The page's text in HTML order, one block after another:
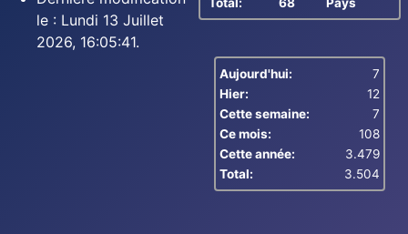
le : Lundi 13 Juillet
2026, 16:05:41.
Total: 68 Pays
Aujourd'hui:
7
Hier:
12
Cette semaine:
7
Ce mois:
108
Cette année:
3.479
Total:
3.504